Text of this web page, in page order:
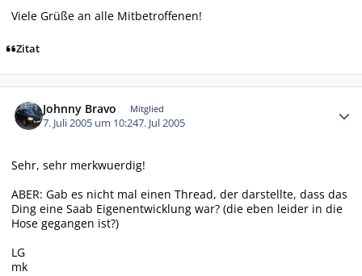
Viele Grüße an alle Mitbetroffenen!
Zitat
Johnny Bravo Mitglied
7. Juli 2005 um 10:247. Jul 2005
Sehr, sehr merkwuerdig!
ABER: Gab es nicht mal einen Thread, der darstellte, dass das
Ding eine Saab Eigenentwicklung war? (die eben leider in die
Hose gegangen ist?)
LG
mk